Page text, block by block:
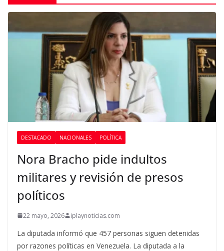
DESTACADO NACIONALES POLÍTICA
Nora Bracho pide indultos
militares y revisión de presos
políticos
22 mayo, 2026 iplaynoticias.com
La diputada informó que 457 personas siguen detenidas
por razones políticas en Venezuela. La diputada a la